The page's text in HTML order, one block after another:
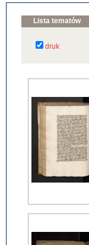
Lista tematów
druk